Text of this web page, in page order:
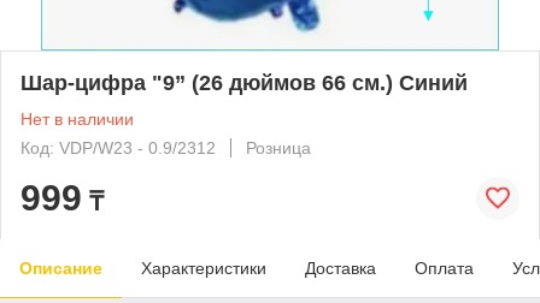
Шар-цифра "9” (26 дюймов 66 см.) Синий
Нет в наличии
Код: VDP/W23 - 0.9/2312
Розница
999 ₸
Описание Характеристики Доставка Оплата